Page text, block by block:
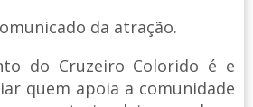
da atração.
do Cruzeiro Colorido é e
quem apoia a comunidade